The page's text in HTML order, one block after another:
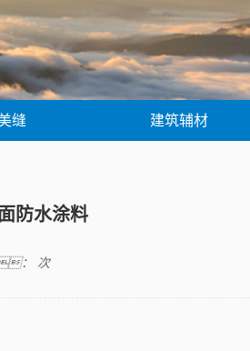
缝 建筑辅材
防水涂料
： 次